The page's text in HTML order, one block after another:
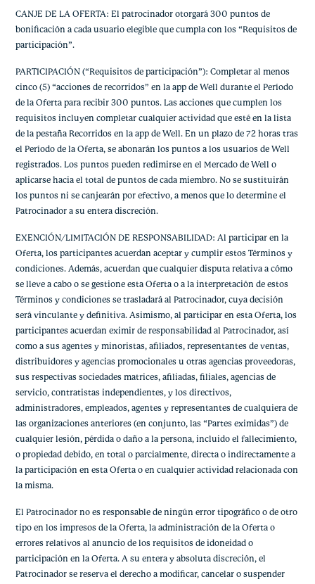
CANJE DE LA OFERTA: El patrocinador otorgará 300 puntos de
bonificación a cada usuario elegible que cumpla con los “Requisitos de
participación”.
PARTICIPACIÓN (“Requisitos de participación”): Completar al menos
cinco (5) “acciones de recorridos” en la app de Well durante el Período
de la Oferta para recibir 300 puntos. Las acciones que cumplen los
requisitos incluyen completar cualquier actividad que esté en la lista
de la pestaña Recorridos en la app de Well. En un plazo de 72 horas tras
el Período de la Oferta, se abonarán los puntos a los usuarios de Well
registrados. Los puntos pueden redimirse en el Mercado de Well o
aplicarse hacia el total de puntos de cada miembro. No se sustituirán
los puntos ni se canjearán por efectivo, a menos que lo determine el
Patrocinador a su entera discreción.
EXENCIÓN/LIMITACIÓN DE RESPONSABILIDAD: Al participar en la
Oferta, los participantes acuerdan aceptar y cumplir estos Términos y
condiciones. Además, acuerdan que cualquier disputa relativa a cómo
se lleve a cabo o se gestione esta Oferta o a la interpretación de estos
Términos y condiciones se trasladará al Patrocinador, cuya decisión
será vinculante y definitiva. Asimismo, al participar en esta Oferta, los
participantes acuerdan eximir de responsabilidad al Patrocinador, así
como a sus agentes y minoristas, afiliados, representantes de ventas,
distribuidores y agencias promocionales u otras agencias proveedoras,
sus respectivas sociedades matrices, afiliadas, filiales, agencias de
servicio, contratistas independientes, y los directivos,
administradores, empleados, agentes y representantes de cualquiera de
las organizaciones anteriores (en conjunto, las “Partes eximidas”) de
cualquier lesión, pérdida o daño a la persona, incluido el fallecimiento,
o propiedad debido, en total o parcialmente, directa o indirectamente a
la participación en esta Oferta o en cualquier actividad relacionada con
la misma.
El Patrocinador no es responsable de ningún error tipográfico o de otro
tipo en los impresos de la Oferta, la administración de la Oferta o
errores relativos al anuncio de los requisitos de idoneidad o
participación en la Oferta. A su entera y absoluta discreción, el
Patrocinador se reserva el derecho a modificar, cancelar o suspender